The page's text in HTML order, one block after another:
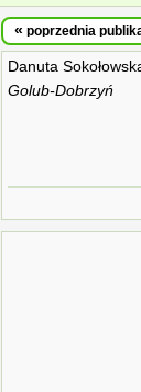
« poprzednia
Danuta
Golub-Dobrzyń